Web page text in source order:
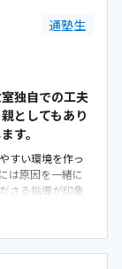
通塾生
独自での工夫
としてもあり
す。
すい環境を作っ
は原因を一緒に
さる指導が印象
は後ろで見守り
、子どもが自分
の細かな内容ま
ートがとても分